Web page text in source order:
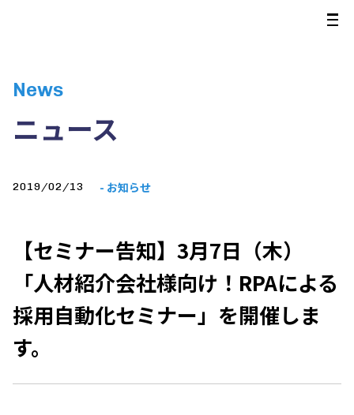
News
ニュース
2019/02/13 - お知らせ
【セミナー告知】3月7日（木）
「人材紹介会社様向け！RPAによる
採用自動化セミナー」を開催しま
す。